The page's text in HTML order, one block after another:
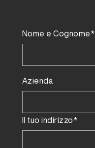
Nome e Cognome*
Azienda
Il tuo indirizzo*